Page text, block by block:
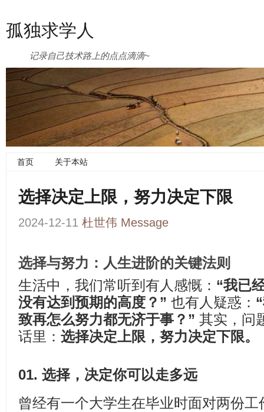
孤独求学人
记录自己技术路上的点点滴滴~
首页 关于本站
选择决定上限，努力决定下限
2024-12-11 杜世伟 Message
选择与努力：人生进阶的关键法则
生活中，我们常听到有人感慨： “我已
没有达到预期的高度？” 也有人疑惑：
致再怎么努力都无济于事？” 其实，问
话里： 选择决定上限，努力决定下限。
01. 选择，决定你可以走多远
曾经有一个大学生在毕业时面对两份